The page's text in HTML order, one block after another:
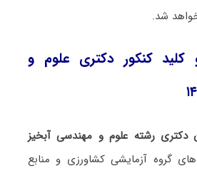
کلید کنکور دکتری علوم و
دکتری رشته علوم و مهندسی آبخیز
گروه آزمایشی کشاورزی و منابع